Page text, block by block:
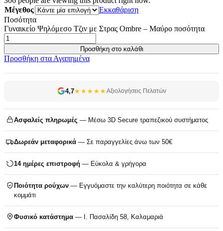
Μέγεθος
Εκκαθάριση
Ποσότητα
Γυναικείο Ψηλόμεσο Τζιν με Στρας Ombre – Μαύρο ποσότητα
Προσθήκη στο καλάθι
Προσθήκη στα Αγαπημένα
4,7★★★★★Αξιολογήσεις Πελατών
Ασφαλείς πληρωμές — Μέσω 3D Secure τραπεζικού συστήματος
Δωρεάν μεταφορικά — Σε παραγγελίες άνω των 50€
14 ημέρες επιστροφή — Εύκολα & γρήγορα
Ποιότητα ρούχων — Εγγυόμαστε την καλύτερη ποιότητα σε κάθε
κομμάτι
Φυσικό κατάστημα — Ι. Πασαλίδη 58, Καλαμαριά